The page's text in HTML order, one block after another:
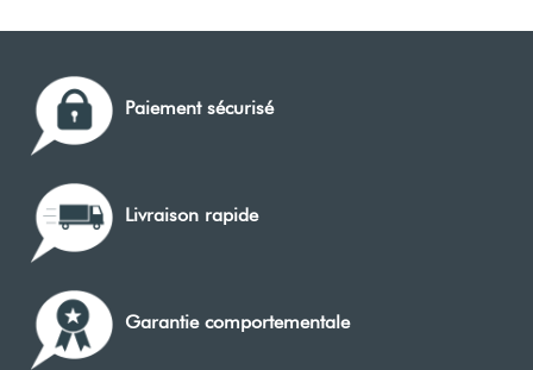
Paiement sécurisé
Livraison rapide
Garantie comportementale